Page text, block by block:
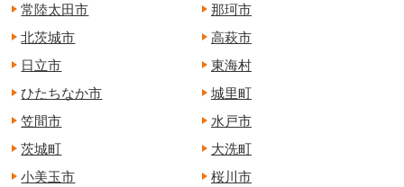
常陸太田市
那珂市
北茨城市
高萩市
日立市
東海村
ひたちなか市
城里町
笠間市
水戸市
茨城町
大洗町
小美玉市
桜川市